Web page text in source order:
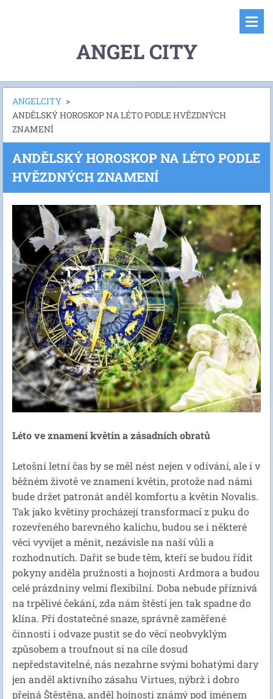
ANGEL CITY
ANGELCITY >
ANDĚLSKÝ HOROSKOP NA LÉTO PODLE HVĚZDNÝCH
ZNAMENÍ
ANDĚLSKÝ HOROSKOP NA LÉTO PODLE
HVĚZDNÝCH ZNAMENÍ
Léto ve znamení květin a zásadních obratů
Letošní letní čas by se měl nést nejen v odívání, ale i v
běžném životě ve znamení květin, protože nad námi
bude držet patronát anděl komfortu a květin Novalis.
Tak jako květiny procházejí transformací z puku do
rozevřeného barevného kalichu, budou se i některé
věci vyvíjet a měnit, nezávisle na naší vůli a
rozhodnutích. Dařit se bude těm, kteří se budou řídit
pokyny anděla pružnosti a hojnosti Ardmora a budou
celé prázdniny velmi flexibilní. Doba nebude příznivá
na trpělivé čekání, zda nám štěstí jen tak spadne do
klína. Při dostatečné snaze, správně zaměřené
činnosti i odvaze pustit se do věcí neobvyklým
způsobem a troufnout si na cíle dosud
nepředstavitelné, nás nezahrne svými bohatými dary
jen anděl aktivního zásahu Virtues, nýbrž i dobro
přejná Štěstěna, anděl hojnosti známý pod jménem